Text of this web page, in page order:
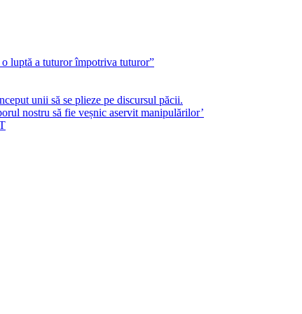
luptă a tuturor împotriva tuturor”
unii să se plieze pe discursul păcii.
nostru să fie veșnic aservit manipulărilor’